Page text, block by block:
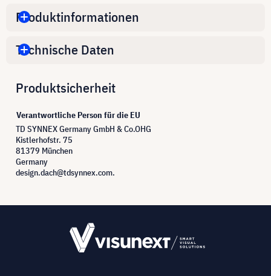
Produktinformationen
Technische Daten
Produktsicherheit
Verantwortliche Person für die EU
TD SYNNEX Germany GmbH & Co.OHG
Kistlerhofstr. 75
81379 München
Germany
design.dach@tdsynnex.com.